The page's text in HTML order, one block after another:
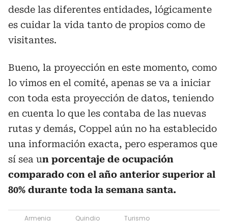
desde las diferentes entidades, lógicamente
es cuidar la vida tanto de propios como de
visitantes.
Bueno, la proyección en este momento, como
lo vimos en el comité, apenas se va a iniciar
con toda esta proyección de datos, teniendo
en cuenta lo que les contaba de las nuevas
rutas y demás, Coppel aún no ha establecido
una información exacta, pero esperamos que
sí sea un porcentaje de ocupación
comparado con el año anterior superior al
80% durante toda la semana santa.
Armenia Quindio Turismo